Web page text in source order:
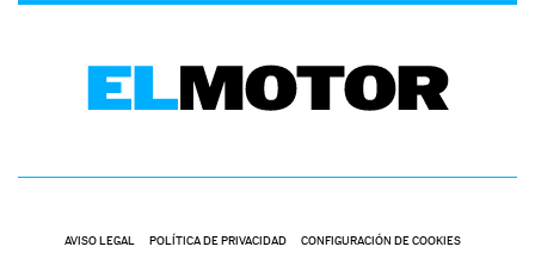
AVISO LEGAL POLÍTICA DE PRIVACIDAD CONFIGURACIÓN DE COOKIES